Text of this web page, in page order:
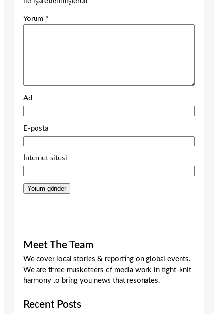
Yorum *
Ad
E-posta
İnternet sitesi
Meet The Team
We cover local stories & reporting on global events.
We are three musketeers of media work in tight-knit
harmony to bring you news that resonates.
Recent Posts